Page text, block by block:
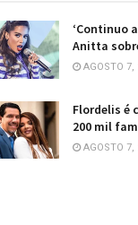
‘Continuo
Anitta
AGOSTO 7,
Flordelis é
200 mil
AGOSTO 7,